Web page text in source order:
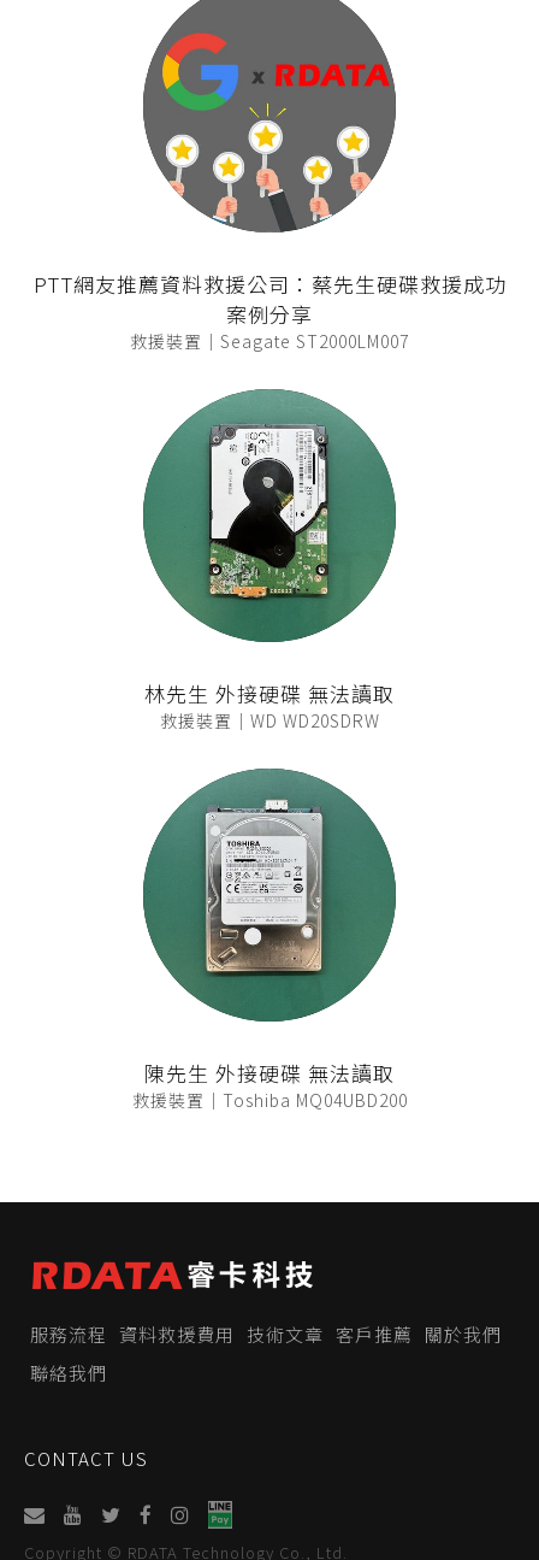
PTT網友推薦資料救援公司：蔡先生硬碟救援成功
案例分享
救援裝置｜Seagate ST2000LM007
林先生 外接硬碟 無法讀取
救援裝置｜WD WD20SDRW
陳先生 外接硬碟 無法讀取
救援裝置｜Toshiba MQ04UBD200
服務流程 資料救援費用 技術文章 客戶推薦
關於我們
聯絡我們
CONTACT US
Copyright © RDATA Technology Co., Ltd.